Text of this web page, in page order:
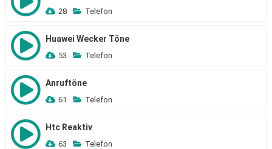
28 Telefon
Huawei Wecker Töne
53 Telefon
Anruftöne
61 Telefon
Htc Reaktiv
63 Telefon